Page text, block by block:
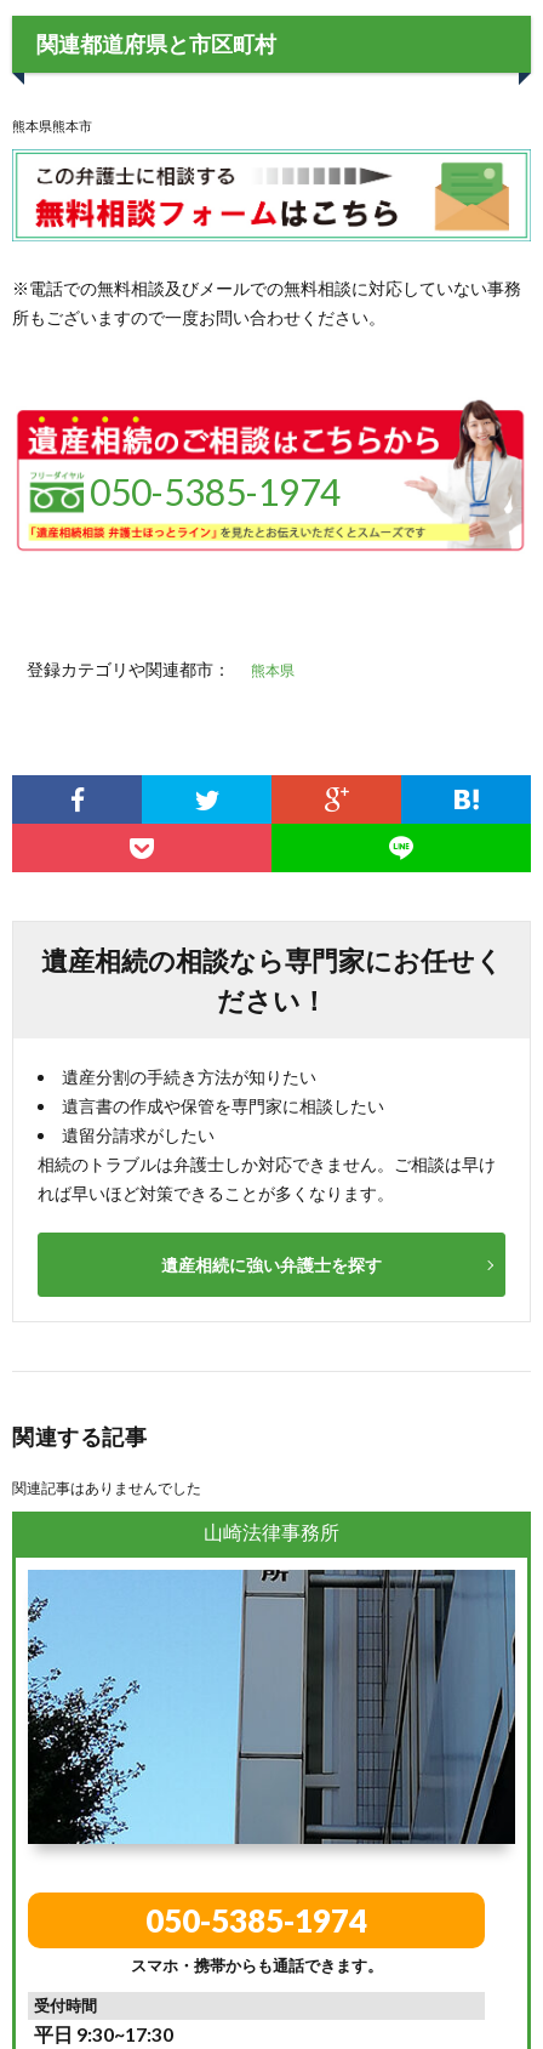
関連都道府県と市区町村
熊本県熊本市
※電話での無料相談及びメールでの無料相談に対応していない事務
所もございますので一度お問い合わせください。
050-5385-1974
登録カテゴリや関連都市： 熊本県
遺産相続の相談なら専門家にお任せく
ださい！
遺産分割の手続き方法が知りたい
遺言書の作成や保管を専門家に相談したい
遺留分請求がしたい
相続のトラブルは弁護士しか対応できません。ご相談は早け
れば早いほど対策できることが多くなります。
遺産相続に強い弁護士を探す
関連する記事
関連記事はありませんでした
山崎法律事務所
050-5385-1974
スマホ・携帯からも通話できます。
受付時間
平日 9:30~17:30